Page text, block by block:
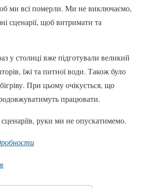
ми всі померли. Ми не виключаємо,
сценарії, щоб витримати та
у столиці вже підготували великий
їжі та питної води. Також було
При цьому очікується, що
працювати.
руки ми не опускатимемо.